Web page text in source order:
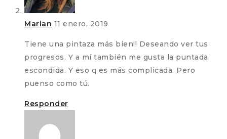
Marian 11 enero, 2019
Tiene una pintaza más bien!! Deseando ver tus
progresos. Y a mí también me gusta la puntada
escondida. Y eso q es más complicada. Pero
puenso como tú.
Responder